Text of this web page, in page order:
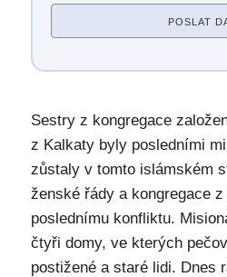
POSLAT
Sestry z kongregace
z Kalkaty byly posledními
zůstaly v tomto islámském
ženské řády a kongregace
poslednímu konfliktu.
čtyři domy, ve kterých
postižené a staré lidi. Dnes